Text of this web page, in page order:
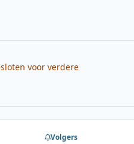
voor verdere
Volgers